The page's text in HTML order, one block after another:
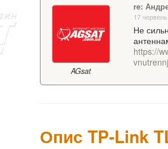
AGsat
re:
17
Не
https://
Опис TP-Link